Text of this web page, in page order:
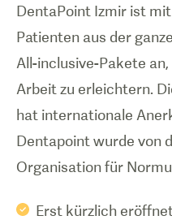
DentaPoint Izmir ist
Patienten aus der
All-inclusive-Pakete
Arbeit zu erleichtern.
hat internationale
Dentapoint wurde von
Organisation für
Erst kürzlich